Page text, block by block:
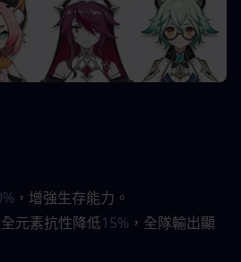
，增強生存能力。
元素抗性降低15% ，全隊輸出顯